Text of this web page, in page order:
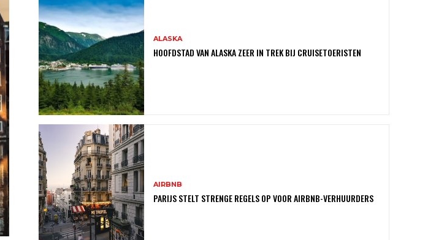
ALASKA
HOOFDSTAD VAN ALASKA ZEER IN TREK BIJ CRUISETOERISTEN
AIRBNB
PARIJS STELT STRENGE REGELS OP VOOR AIRBNB-VERHUURDERS